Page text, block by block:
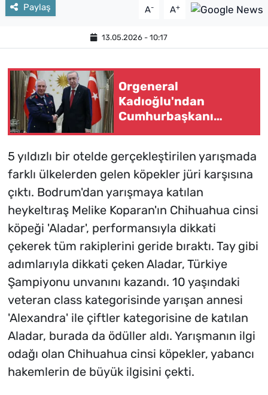
Paylaş A- A+
13.05.2026 - 10:17
Orgeneral
Kadıoğlu'ndan
Cumhurbaşkanı
5 yıldızlı bir otelde gerçekleştirilen yarışmada
farklı ülkelerden gelen köpekler jüri karşısına
çıktı. Bodrum'dan yarışmaya katılan
heykeltıraş Melike Koparan'ın Chihuahua cinsi
köpeği 'Aladar', performansıyla dikkati
çekerek tüm rakiplerini geride bıraktı. Tay gibi
adımlarıyla dikkati çeken Aladar, Türkiye
Şampiyonu unvanını kazandı. 10 yaşındaki
veteran class kategorisinde yarışan annesi
'Alexandra' ile çiftler kategorisine de katılan
Aladar, burada da ödüller aldı. Yarışmanın ilgi
odağı olan Chihuahua cinsi köpekler, yabancı
hakemlerin de büyük ilgisini çekti.